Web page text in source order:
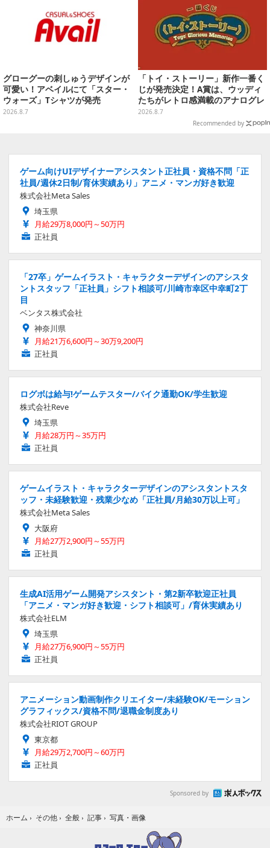
グローグーの刺しゅうデザインが
可愛い！アベイルにて「スター・
ウォーズ」Tシャツが発売
2026.8.7
「トイ・ストーリー」新作一番く
じが発売決定！A賞は、ウッディ
たちがレトロ感満載のアナログレ
コード上を走る姿で立体化
2026.8.7
Recommended by
ゲーム向けUIデザイナーアシスタント正社員・資格不問「正
社員/週休2日制/育休実績あり」アニメ・マンガ好き歓迎
株式会社Meta Sales
埼玉県
月給29万8,000円～50万円
正社員
「27卒」ゲームイラスト・キャラクターデザインのアシスタ
ントスタッフ「正社員」シフト相談可/川崎市幸区中幸町2丁
目
ベンタス株式会社
神奈川県
月給21万6,600円～30万9,200円
正社員
ログボは給与!ゲームテスター/バイク通勤OK/学生歓迎
株式会社Reve
埼玉県
月給28万円～35万円
正社員
ゲームイラスト・キャラクターデザインのアシスタントスタ
ッフ・未経験歓迎・残業少なめ「正社員/月給30万以上可」
株式会社Meta Sales
大阪府
月給27万2,900円～55万円
正社員
生成AI活用ゲーム開発アシスタント・第2新卒歓迎正社員
「アニメ・マンガ好き歓迎・シフト相談可」/育休実績あり
株式会社ELM
埼玉県
月給27万6,900円～55万円
正社員
アニメーション動画制作クリエイター/未経験OK/モーション
グラフィックス/資格不問/退職金制度あり
株式会社RIOT GROUP
東京都
月給29万2,700円～60万円
正社員
Sponsored by
ホーム › その他 › 全般 › 記事 › 写真・画像